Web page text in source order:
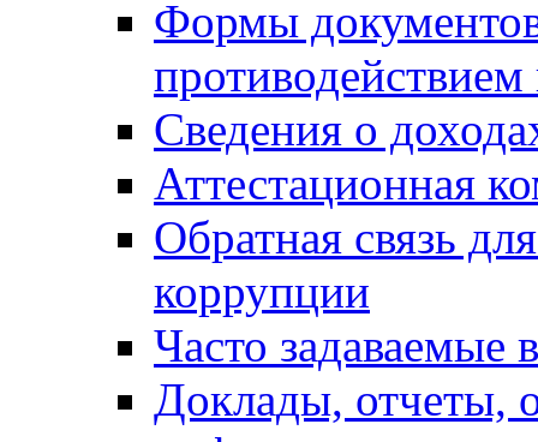
Формы
Сведения о
Аттестационная
Обратная связь
коррупции
Часто задаваемые
Доклады, отчеты,